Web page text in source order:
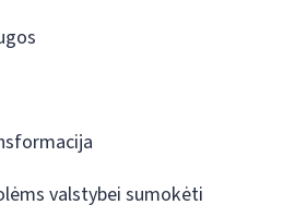
valstybei sumokėti